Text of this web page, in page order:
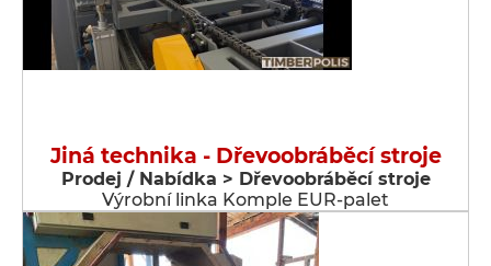
Jiná technika - Dřevoobráběcí stroje
Prodej / Nabídka > Dřevoobráběcí stroje
Výrobní linka Komple EUR-palet